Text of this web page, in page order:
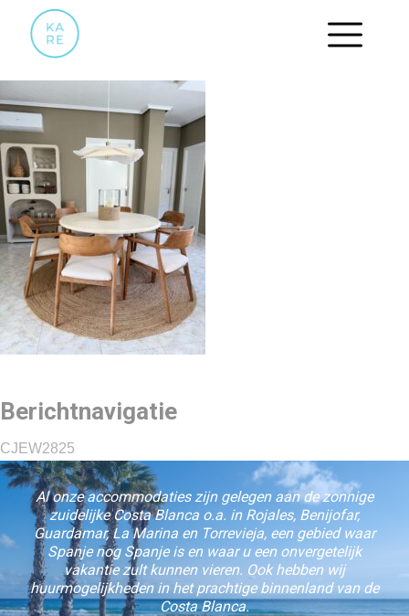
CJEW2825
Berichtnavigatie
CJEW2825
Al onze accommodaties zijn gelegen aan de zonnige
zuidelijke Costa Blanca o.a. in Rojales, Benijofar,
Guardamar, La Marina en Torrevieja, een gebied waar
Spanje nog Spanje is en waar u een onvergetelijk
vakantie zult kunnen vieren. Ook hebben wij
huurmogelijkheden in het prachtige binnenland van de
Costa Blanca.